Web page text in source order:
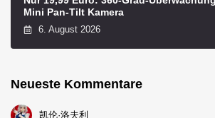
Mini Pan-Tilt Kamera
6. August 2026
Neueste Kommentare
凯伦·洛夫利